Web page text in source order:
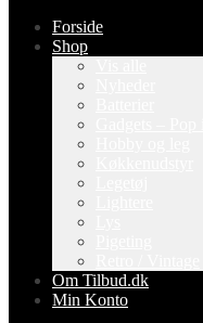
Forside
Shop
Om Tilbud.dk
Min Konto